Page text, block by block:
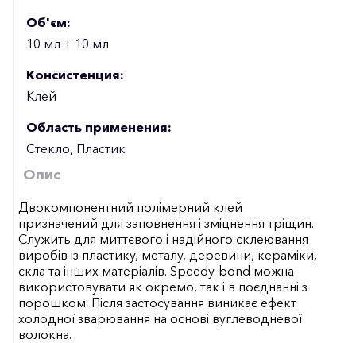
Об'єм:
10 мл + 10 мл
Консистенция:
Клей
Область применения:
Стекло, Пластик
Опис
Двокомпонентний полімерний клей
призначений для заповнення і зміцнення тріщин.
Служить для миттєвого і надійного склеювання
виробів із пластику, металу, деревини, кераміки,
скла та інших матеріалів. Speedy-bond можна
використовувати як окремо, так і в поєднанні з
порошком. Після застосування виникає ефект
холодної зварювання на основі вуглеводневої
волокна.